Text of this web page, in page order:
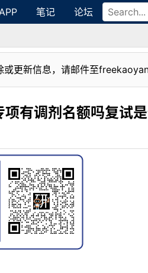
笔记 论坛
或更新信息，请邮件至
有调剂名额吗复试